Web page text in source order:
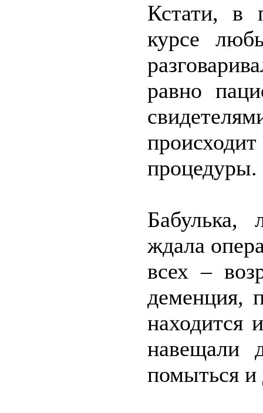
Кстати, в
курсе
равно
процедуры.
Бабулька,
ждала
всех –
деменция,
находится
навещали
помыться и